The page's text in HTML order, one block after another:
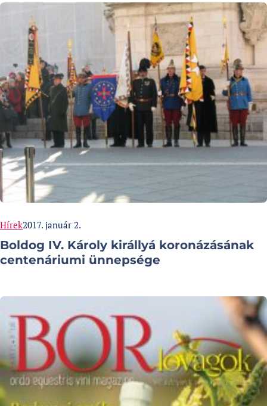
Categories:
HírekPublished at
2017. január 2.
Boldog IV. Károly királlyá koronázásának
centenáriumi ünnepsége